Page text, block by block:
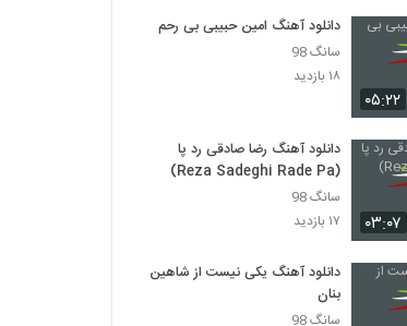
آهنگ رضا مهران بنام یکی مثل تو
۲۵۶ بازدید
صادق آتشی آهنگ پیوند آسمانی
۲۲۶ بازدید
سینا نظافت آهنگ باشه قبول
۲۳۰ بازدید
موزیک زیبای لیلی و مجنون از محمد برومندی
۰۵:۲۲
دانلود آهنگ امین حبیبی بی رحم
سانگ 98
۱۸ بازدید
۰۳:۰۷
دانلود آهنگ رضا صادقی رد پا
(Reza Sadeghi Rade Pa)
سانگ 98
۱۷ بازدید
دانلود آهنگ یکی نیست از شاهین
بنان
سانگ 98